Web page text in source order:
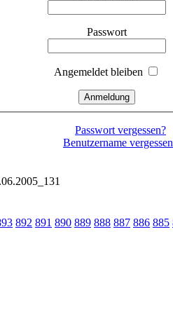
Passwort
Angemeldet bleiben
Passwort vergessen?
Benutzername
892 891 890 889 888 887 886 885